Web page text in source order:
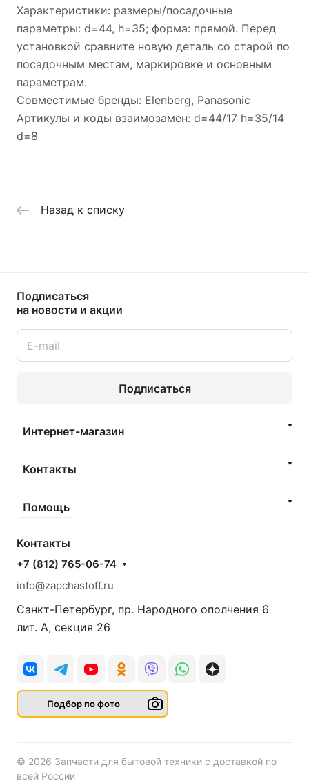
Характеристики: размеры/посадочные
параметры: d=44, h=35; форма: прямой. Перед
установкой сравните новую деталь со старой по
посадочным местам, маркировке и основным
параметрам.
Совместимые бренды: Elenberg, Panasonic
Артикулы и коды взаимозамен: d=44/17 h=35/14
d=8
Назад к списку
Подписаться
на новости и акции
Подписаться
Интернет-магазин
Контакты
Помощь
Контакты
+7 (812) 765-06-74
info@zapchastoff.ru
Санкт-Петербург, пр. Народного ополчения 6
лит. А, секция 26
Подбор по фото
© 2026 Запчасти для бытовой техники с доставкой по
всей России